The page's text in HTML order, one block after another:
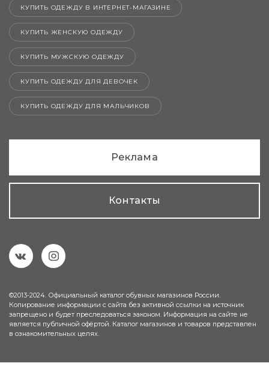
КУПИТЬ ОДЕЖДУ В ИНТЕРНЕТ-МАГАЗИНЕ
КУПИТЬ ЖЕНСКУЮ ОДЕЖДУ
КУПИТЬ МУЖСКУЮ ОДЕЖДУ
КУПИТЬ ОДЕЖДУ ДЛЯ ДЕВОЧЕК
КУПИТЬ ОДЕЖДУ ДЛЯ МАЛЬЧИКОВ
Реклама
Контакты
©2013-2024. Официальный каталог обувных магазинов России.
Копирование информации с сайта без активной ссылки на источник
запрещено и будет преследоваться законом. Информация на сайте не
является публичной офёртой. Каталог магазинов и товаров представлен
в ознакомительных целях.